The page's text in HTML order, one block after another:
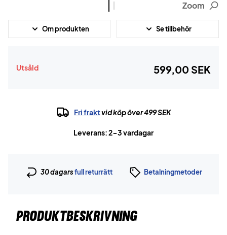
Zoom
Om produkten Se tillbehör
Utsåld 599,00 SEK
Fri fraktvid köp över 499 SEK
Leverans: 2-3 vardagar
30 dagarsfull returrätt Betalningmetoder
PRODUKTBESKRIVNING